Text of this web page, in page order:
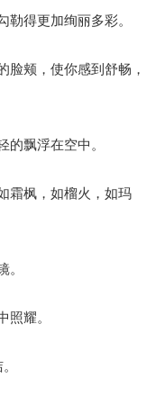
勒得更加绚丽多彩。
脸颊，使你感到舒畅，
的飘浮在空中。
霜枫，如榴火，如玛
。
照耀。